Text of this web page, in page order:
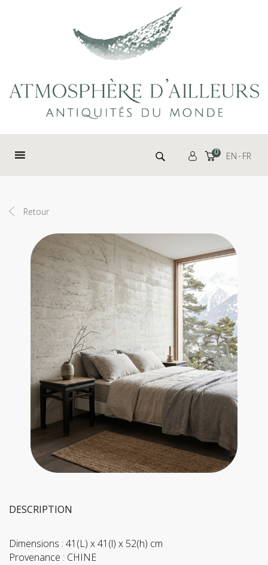
Rechercher : 0 EN FR
Retour
DESCRIPTION
Dimensions : 41(L) x 41(l) x 52(h) cm
Provenance : CHINE